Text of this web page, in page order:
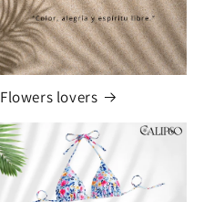
Flowers lovers